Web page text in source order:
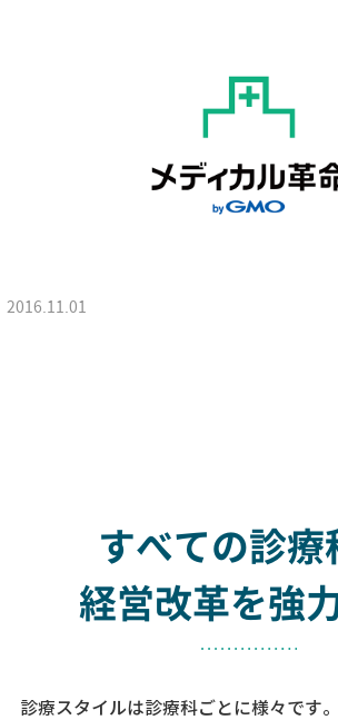
2016.11.01
すべての診療
経営改革を強
診療スタイルは診療科ごとに様々です